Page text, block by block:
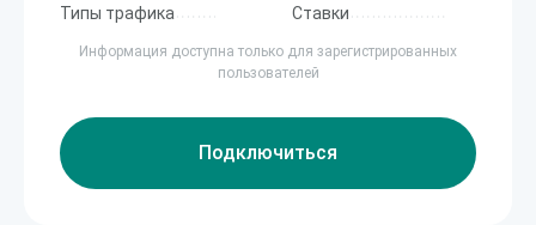
Типы трафика Ставки
Информация доступна только для зарегистрированных
пользователей
Подключиться